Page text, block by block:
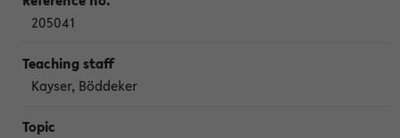
205041
Kayser, Böddeker